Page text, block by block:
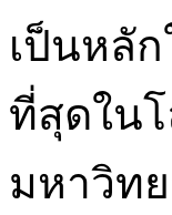
เป็นหลั
ที่สุดในโ
มหาวิท